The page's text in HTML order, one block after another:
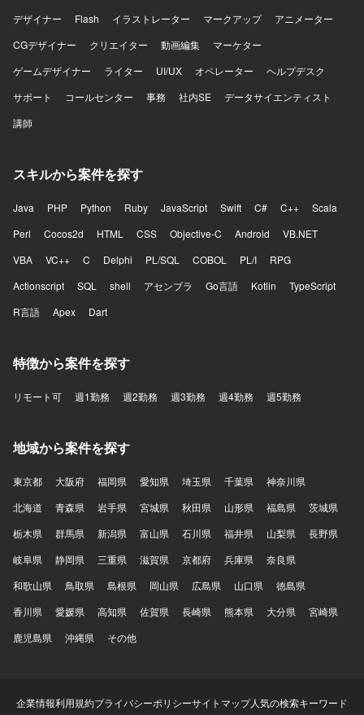
る方、チームメンバーの経験や強みを尊重しつつ技術的な
支援やナレッジ共有ができる方にご参画いただきたいと考
えています。開発速度と品質の両方に責任を持ち、継続的
な改善に取り組める方を期待しています。 【ポジションの
入し、現場から得られるフィードバックをもとにプロダク
トを改善していくフェーズに携わることができます。決め
仕組みへ昇華していく経験を積むことができます。既存機
能の改善と新規機能開発を両立する中で、開発優先順位や
アーキテクチャ、チームの進め方そのものを見直していく
余地が大きいポジションです。フロントエンドとバックエ
ンドを横断して手を動かしながら、将来的にはテックリー
き、通話中のリアルタイム支援や通話内容の活用、通話後
業務の効率化など、音声と生成AIを組み合わせた難易度の
トエンドはReact、Next.js、Chrome Extensionを用いてお
使用し、インフラはAWSおよびTerraformを活用していま
用しています。AI関連ではOpenAI APIやAnthropic APIなど
デザイナー
Flash イラストレーター マークアップ
アニメーター
CGデザイナー
クリエイター 動画編集
マーケター
ゲームデザイナー
ライター UI/UX オペレーター
ヘルプデスク
サポート
コールセンター 事務 社内SE
データサイエンティスト
講師
スキルから案件を探す
Java PHP Python Ruby JavaScript Swift C# C++
Scala
Perl
Cocos2d HTML CSS Objective-C Android
VB.NET
VBA
VC++ C Delphi PL/SQL COBOL PL/I
RPG
Actionscript
SQL shell アセンブラ Go言語 Kotlin
TypeScript
R言語
Apex Dart
特徴から案件を探す
リモート可 週1勤務 週2勤務 週3勤務 週4勤務 週5勤務
地域から案件を探す
東京都 大阪府 福岡県 愛知県 埼玉県 千葉県
神奈川県
北海道
青森県 岩手県 宮城県 秋田県 山形県 福島県
茨城県
栃木県
群馬県 新潟県 富山県 石川県 福井県 山梨県
長野県
岐阜県
静岡県 三重県 滋賀県 京都府 兵庫県
奈良県
和歌山県
鳥取県 島根県 岡山県 広島県 山口県
徳島県
香川県
愛媛県 高知県 佐賀県 長崎県 熊本県 大分県
宮崎県
鹿児島県
沖縄県 その他
企業情報利用規約プライバシーポリシーサイトマップ人気の検索キーワード